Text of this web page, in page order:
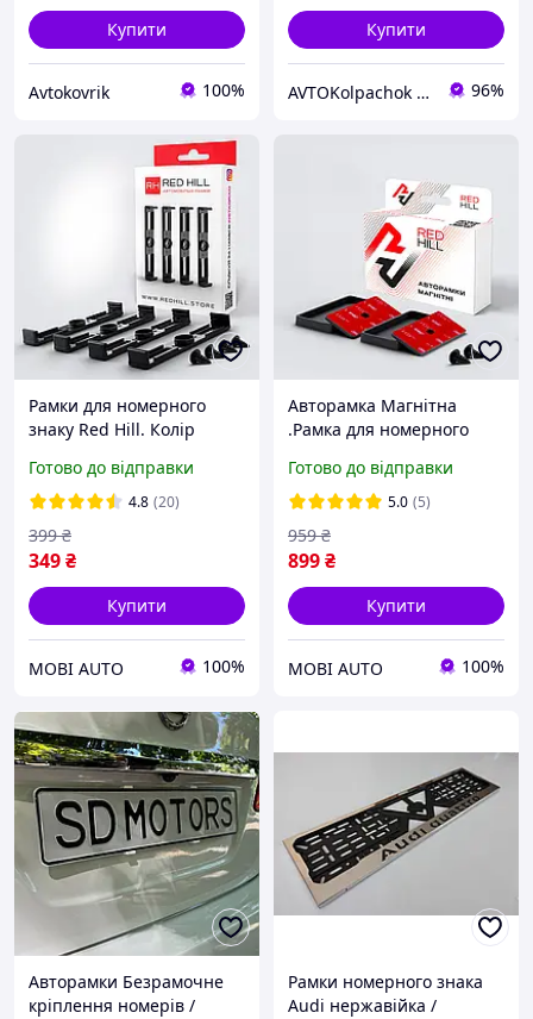
Купити
Avtokovrik 100%
Купити
AVTOKolpachok ковпачки та заглушки для литих дисків. Аксесуари для коліс. 96%
Рамки для номерного
знаку Red Hill. Колір
Класична.
Готово до відправки
4.8 (20)
349₴
399 ₴
Купити
MOBI AUTO 100%
Авторамка Магнітна
.Рамка для номерного
Магнітна.
Готово до відправки
5.0 (5)
899₴
959 ₴
Купити
MOBI AUTO 100%
Авторамки Безрамочне
кріплення номерів /
Рамки номерного знака
Audi нержавійка /